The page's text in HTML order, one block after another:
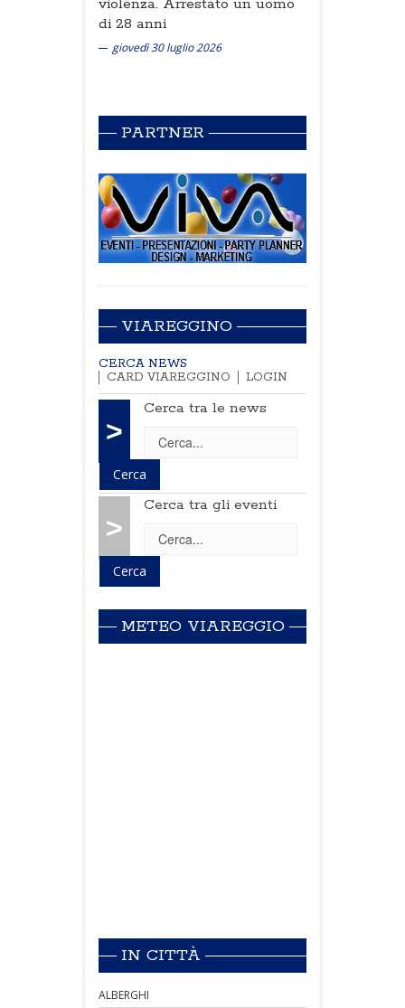
violenza. Arrestato un uomo
di 28 anni
giovedì 30 luglio 2026
PARTNER
VIAREGGINO
CERCA NEWS
CARD VIAREGGINO
LOGIN
>
Cerca tra le news
>
Cerca tra gli eventi
METEO VIAREGGIO
IN CITTÀ
ALBERGHI